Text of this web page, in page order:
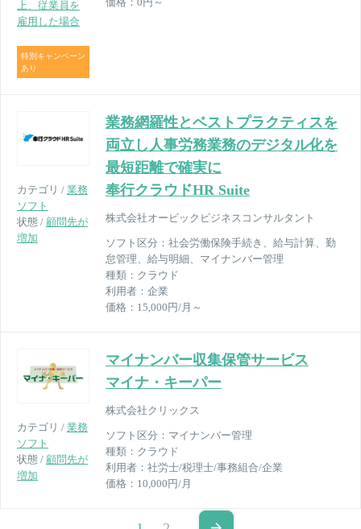
上、従業員を
雇用した場合
特別キャンペーン
あり
カテゴリ / 業務
ソフト
状態 / 顧問先が
増加
業務網羅性とベストプラクティスを
両立し人事労務業務のデジタル化を
最短距離で確実に
奉行クラウドHR Suite
株式会社オービックビジネスコンサルタント
ソフト区分： 社会労働保険手続き、給与計算、勤
怠管理、給与明細、マイナンバー管理
種類： クラウド
利用者： 企業
価格： 15,000円/月～
カテゴリ / 業務
ソフト
状態 / 顧問先が
増加
マイナンバー収集保管サービス
マイナ・キーパー
株式会社クリックス
ソフト区分： マイナンバー管理
種類： クラウド
利用者： 社労士/税理士/事務組合/企業
価格： 10,000円/月